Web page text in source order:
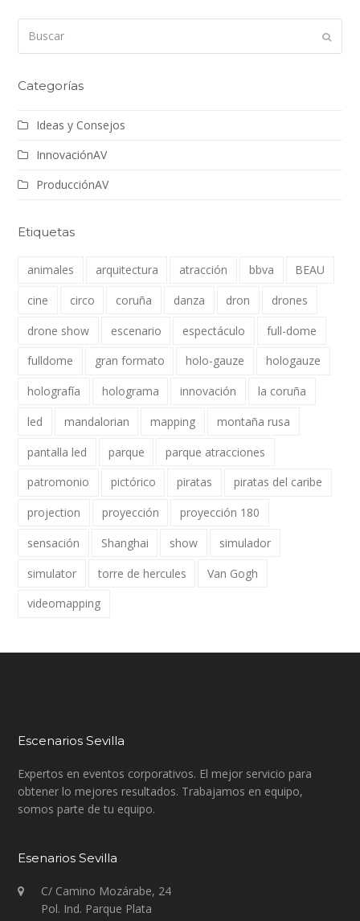
Enviar
Categorías
Ideas y Consejos
InnovaciónAV
ProducciónAV
Etiquetas
animales arquitectura atracción bbva
BEAU
cine
circo coruña danza dron
drones
drone show
escenario espectáculo
full-dome
fulldome
gran formato holo-gauze
hologauze
holografía
holograma innovación
la coruña
led
mandalorian mapping
montaña rusa
pantalla led
parque
parque atracciones
patromonio
pictórico piratas
piratas del caribe
projection
proyección
proyección 180
sensación
Shanghai show
simulador
simulator
torre de hercules
Van Gogh
videomapping
Escenarios Sevilla
Expertos en eventos corporativos. El mejor servicio para
obtener lo mejores resultados. Trabajamos en equipo,
somos parte de tu equipo.
Esenarios Sevilla
C/ Camino Mozárabe, 24
Pol. Ind. Parque Plata